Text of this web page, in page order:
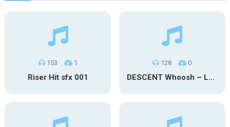
153 1
Riser Hit sfx 001
128 0
DESCENT Whoosh – Long